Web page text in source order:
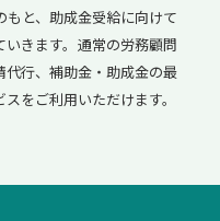
と、助成金受給に向けて
きます。通常の労務顧問
行、補助金・助成金の最
をご利用いただけます。